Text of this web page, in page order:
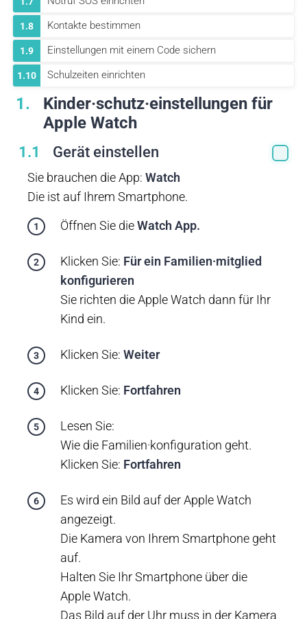
1.8 Kontakte bestimmen
1.9 Einstellungen mit einem Code sichern
1.10 Schulzeiten einrichten
1
Kinder·schutz·einstellungen für
Apple Watch
1.1 Gerät einstellen
Sie brauchen die App: Watch
Die ist auf Ihrem Smartphone.
Öffnen Sie dieWatch App.
Klicken Sie: Für ein Familien·mitglied
konfigurieren
Sie richten die Apple Watch dann für Ihr
Kind ein.
Klicken Sie:Weiter
Klicken Sie: Fortfahren
Lesen Sie:
Wie die Familien·konfiguration geht.
Klicken Sie: Fortfahren
Es wird ein Bild auf der Apple Watch
angezeigt.
Die Kamera von Ihrem Smartphone geht
auf.
Halten Sie Ihr Smartphone über die
Apple Watch.
Das Bild auf der Uhr muss in der Kamera